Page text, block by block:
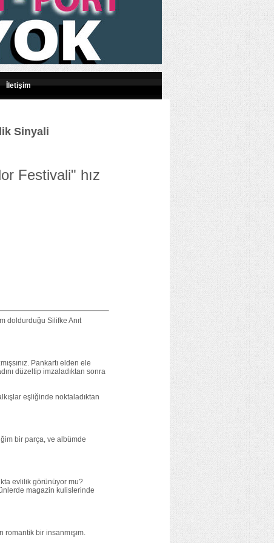
İletişim
Sinyali
Festivali" hız
doldurduğu Silifke Anıt
Pankartı elden ele
düzeltip imzaladıktan sonra
eşliğinde noktaladıktan
bir parça, ve albümde
evlilik görünüyor mu?
magazin kulislerinde
bir insanmışım.